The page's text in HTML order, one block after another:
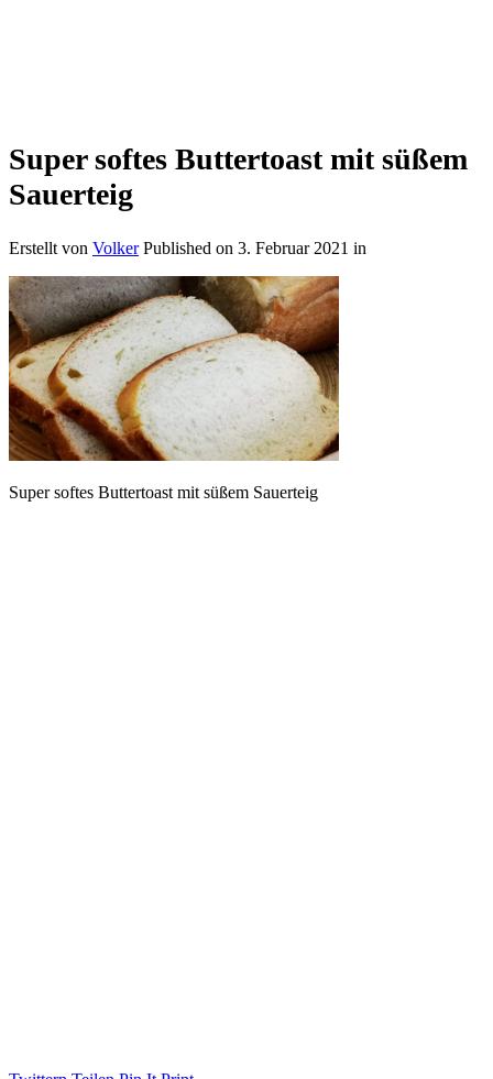
Super softes Buttertoast mit süßem
Sauerteig
Erstellt von Volker Published on 3. Februar 2021 in
Super softes Buttertoast mit süßem Sauerteig